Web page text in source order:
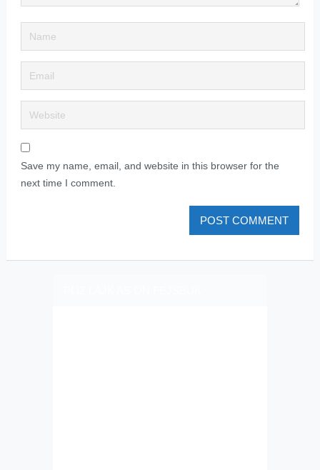
Save my name, email, and website in this browser for the
next time I comment.